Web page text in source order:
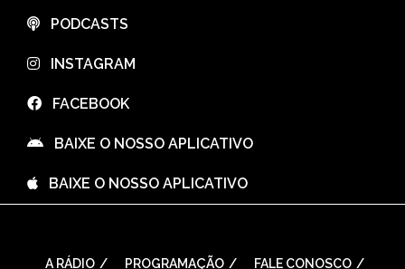
⠀PODCASTS
⠀INSTAGRAM
⠀FACEBOOK
⠀BAIXE O NOSSO APLICATIVO
⠀BAIXE O NOSSO APLICATIVO
A RÁDIO PROGRAMAÇÃO FALE CONOSCO